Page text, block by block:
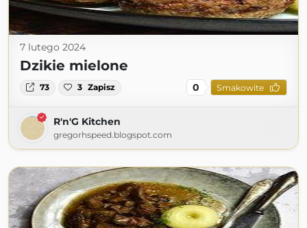
7 lutego 2024
Dzikie mielone
73 3 Zapisz 0 Smakowite
R'n'G Kitchen
gregorhspeed.blogspot.com